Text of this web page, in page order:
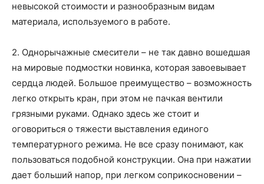
невысокой стоимости и разнообразным видам
материала, используемого в работе.
2. Однорычажные смесители – не так давно вошедшая
на мировые подмостки новинка, которая завоевывает
сердца людей. Большое преимущество – возможность
легко открыть кран, при этом не пачкая вентили
грязными руками. Однако здесь же стоит и
оговориться о тяжести выставления единого
температурного режима. Не все сразу понимают, как
пользоваться подобной конструкции. Она при нажатии
дает больший напор, при легком соприкосновении –